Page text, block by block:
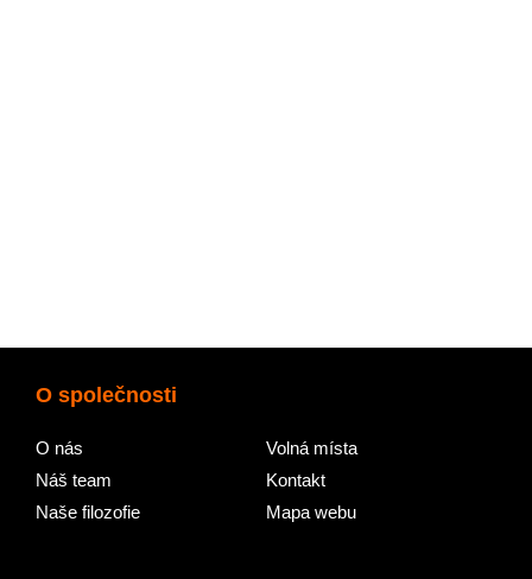
O společnosti
O nás
Náš team
Naše filozofie
Volná místa
Kontakt
Mapa webu